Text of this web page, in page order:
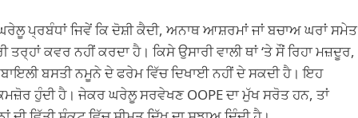
ਪ੍ਰਬੰਧਾਂ ਜਿਵੇਂ ਕਿ ਦੋਸ਼ੀ ਕੈਦੀ, ਅਨਾਥ ਆਸ਼ਰਮਾਂ ਜਾਂ ਬਚਾਅ ਘਰਾਂ ਸਮੇਤ
ਕਵਰ ਨਹੀਂ ਕਰਦਾ ਹੈ। ਕਿਸੇ ਉਸਾਰੀ ਵਾਲੀ ਥਾਂ ‘ਤੇ ਸੌਂ ਰਿਹਾ ਮਜ਼ਦੂਰ,
ਬਸਤੀ ਨਮੂਨੇ ਦੇ ਫਰੇਮ ਵਿੱਚ ਦਿਖਾਈ ਨਹੀਂ ਦੇ ਸਕਦੀ ਹੈ। ਇਹ
ਹੁੰਦੀ ਹੈ। ਜੇਕਰ ਘਰੇਲੂ ਸਰਵੇਖਣ OOPE ਦਾ ਮੁੱਖ ਸਰੋਤ ਹਨ, ਤਾਂ